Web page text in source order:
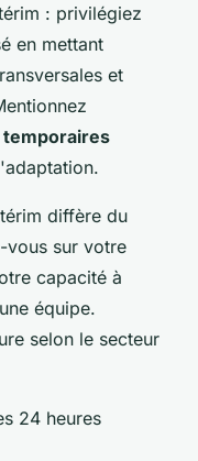
: privilégiez
en mettant
et
diffère du
vous sur votre
capacité à
équipe.
selon le secteur
24 heures